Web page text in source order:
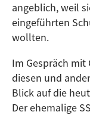
angeblich, weil
eingeführten
wollten.
Im Gespräch
diesen und
Blick auf die
Der ehemalige